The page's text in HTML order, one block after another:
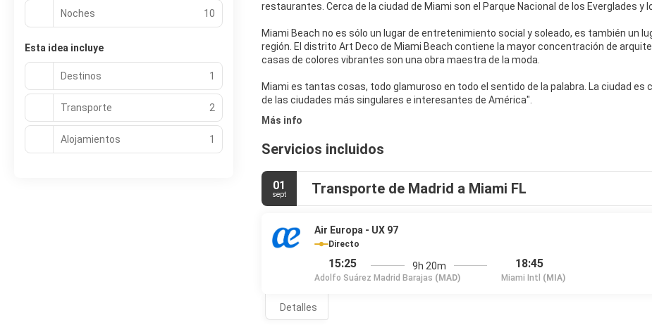
restaurantes. Cerca de la ciudad de Miami son el Parque Nacional de los Everglades y
Miami Beach no es sólo un lugar de entretenimiento social y soleado, es también un
región. El distrito Art Deco de Miami Beach contiene la mayor concentración de
casas de colores vibrantes son una obra maestra de la moda.
Miami es tantas cosas, todo glamuroso en todo el sentido de la palabra. La ciudad
Más info
Servicios incluidos
01
sept Transporte de Madrid a Miami FL
Air Europa - UX 97
Directo
15:25
Adolfo Suárez Madrid Barajas (MAD)
9h 20m 18:45
Miami Intl (MIA)
Detalles
Noches 10
Esta idea incluye
Destinos 1
Transporte 2
Alojamientos 1